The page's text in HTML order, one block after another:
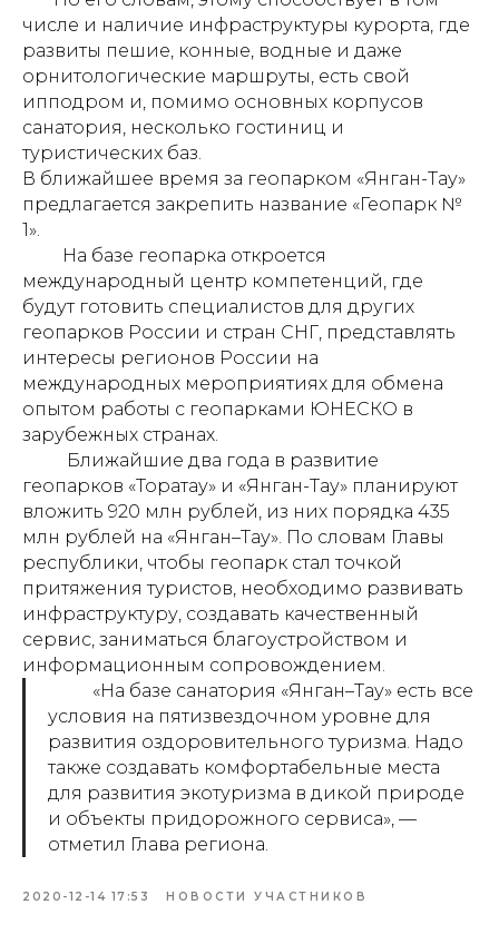
числе и наличие инфраструктуры курорта, где
развиты пешие, конные, водные и даже
орнитологические маршруты, есть свой
ипподром и, помимо основных корпусов
санатория, несколько гостиниц и
туристических баз.
В ближайшее время за геопарком «Янган-Тау»
предлагается закрепить название «Геопарк №
1».
На базе геопарка откроется
международный центр компетенций, где
будут готовить специалистов для других
геопарков России и стран СНГ, представлять
интересы регионов России на
международных мероприятиях для обмена
опытом работы с геопарками ЮНЕСКО в
зарубежных странах.
Ближайшие два года в развитие
геопарков «Торатау» и «Янган-Тау» планируют
вложить 920 млн рублей, из них порядка 435
млн рублей на «Янган–Тау». По словам Главы
республики, чтобы геопарк стал точкой
притяжения туристов, необходимо развивать
инфраструктуру, создавать качественный
сервис, заниматься благоустройством и
информационным сопровождением.
«На базе санатория «Янган–Тау» есть все
условия на пятизвездочном уровне для
развития оздоровительного туризма. Надо
также создавать комфортабельные места
для развития экотуризма в дикой природе
и объекты придорожного сервиса», —
отметил Глава региона.
2020-12-14 17:53 НОВОСТИ УЧАСТНИКОВ